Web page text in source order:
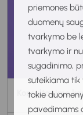
priemones
duomenų
tvarkymo be
tvarkymo ir
sugadinimo,
suteikiama tik
tokie
pavedimams
Konsultavimo